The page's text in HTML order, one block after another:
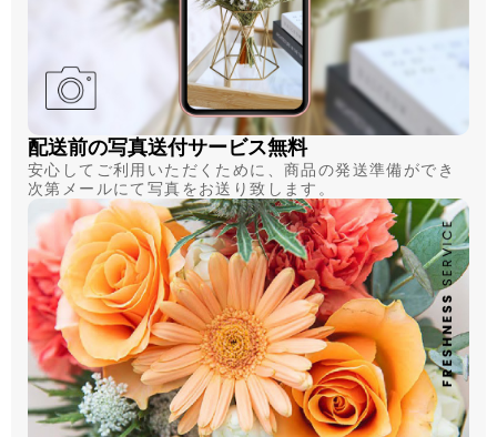
配送前の写真送付サービス無料
安心してご利用いただくために、商品の発送準備ができ
次第メールにて写真をお送り致します。